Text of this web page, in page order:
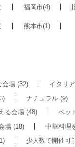
福岡市(4)
熊本市(1)
会場 (32) イタリ
ナチュラル (9)
る会場 (48) ペッ
場 (18) 中華料理
少人数で開催可